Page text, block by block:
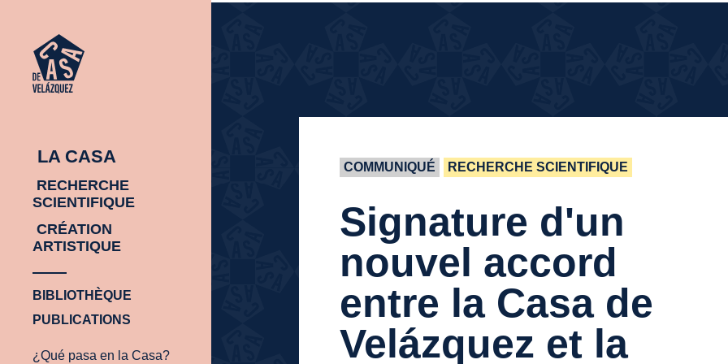
LA CASA
RECHERCHE
SCIENTIFIQUE
CRÉATION
ARTISTIQUE
BIBLIOTHÈQUE
PUBLICATIONS
¿Qué pasa en la Casa?
COMMUNIQUÉ RECHERCHE SCIENTIFIQUE
Signature d'un
nouvel accord
entre la Casa de
Velázquez et la